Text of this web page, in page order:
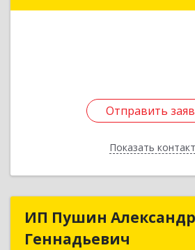
Отправить
Показать
Отправить
Назад
ИП Пушин Александр
Геннадьевич
ИП Пушин